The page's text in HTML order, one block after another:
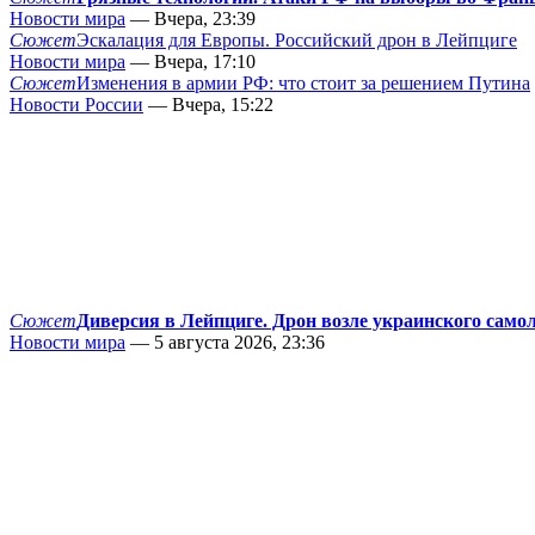
Новости мира — Вчера, 23:39
СюжетЭскалация для Европы. Российский дрон в Лейпциге
Новости мира — Вчера, 17:10
СюжетИзменения в армии РФ: что стоит за решением Путина
Новости России — Вчера, 15:22
СюжетДиверсия в Лейпциге. Дрон возле украинского
Новости мира — 5 августа 2026, 23:36